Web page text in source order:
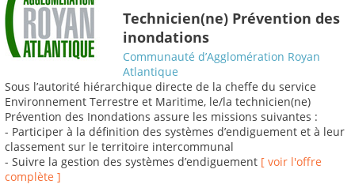
Technicien(ne) Prévention des
inondations
Communauté d’Agglomération Royan
Atlantique
Sous l’autorité hiérarchique directe de la cheffe du service
Environnement Terrestre et Maritime, le/la technicien(ne)
Prévention des Inondations assure les missions suivantes :
- Participer à la définition des systèmes d’endiguement et à leur
classement sur le territoire intercommunal
- Suivre la gestion des systèmes d’endiguement [ voir l'offre
complète ]